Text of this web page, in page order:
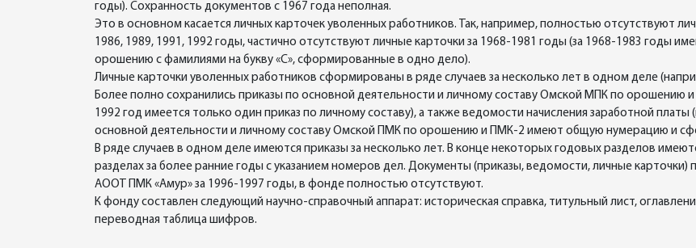
годы). Сохранность документов с 1967 года неполная.
Это в основном касается личных карточек уволенных работников. Так, например, полностью отсутствуют
1986, 1989, 1991, 1992 годы, частично отсутствуют личные карточки за 1968-1981 годы (за 1968-1983 годы
орошению с фамилиями на букву «С», сформированные в одно дело).
Личные карточки уволенных работников сформированы в ряде случаев за несколько лет в одном деле
Более полно сохранились приказы по основной деятельности и личному составу Омской МПК по орошению
1992 год имеется только один приказ по личному составу), а также ведомости начисления заработной платы
основной деятельности и личному составу Омской ПМК по орошению и ПМК-2 имеют общую нумерацию и
В ряде случаев в одном деле имеются приказы за несколько лет. В конце некоторых годовых разделов
разделах за более ранние годы с указанием номеров дел. Документы (приказы, ведомости, личные карточки)
АООТ ПМК «Амур» за 1996-1997 годы, в фонде полностью отсутствуют.
К фонду составлен следующий научно-справочный аппарат: историческая справка, титульный лист,
переводная таблица шифров.